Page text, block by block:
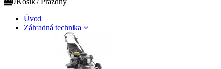
0Košík /Prázdny
Úvod
Záhradná technika